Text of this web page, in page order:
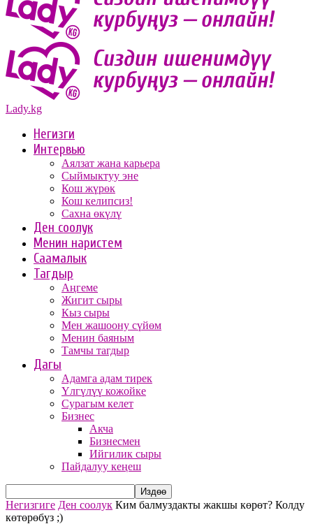
Lady.kg
Негизги
Интервью
Аялзат жана карьера
Сыймыктуу эне
Кош жүрөк
Кош келипсиз!
Сахна өкүлү
Ден соолук
Менин наристем
Саамалык
Тагдыр
Аңгеме
Жигит сыры
Кыз сыры
Мен жашоону сүйөм
Менин баяным
Тамчы тагдыр
Дагы
Адамга адам тирек
Үлгүлүү кожойке
Сурагым келет
Бизнес
Акча
Бизнесмен
Ийгилик сыры
Пайдалуу кеңеш
Негизгиге Ден соолук Ким балмуздакты жакшы көрөт? Колду
көтөрөбүз ;)